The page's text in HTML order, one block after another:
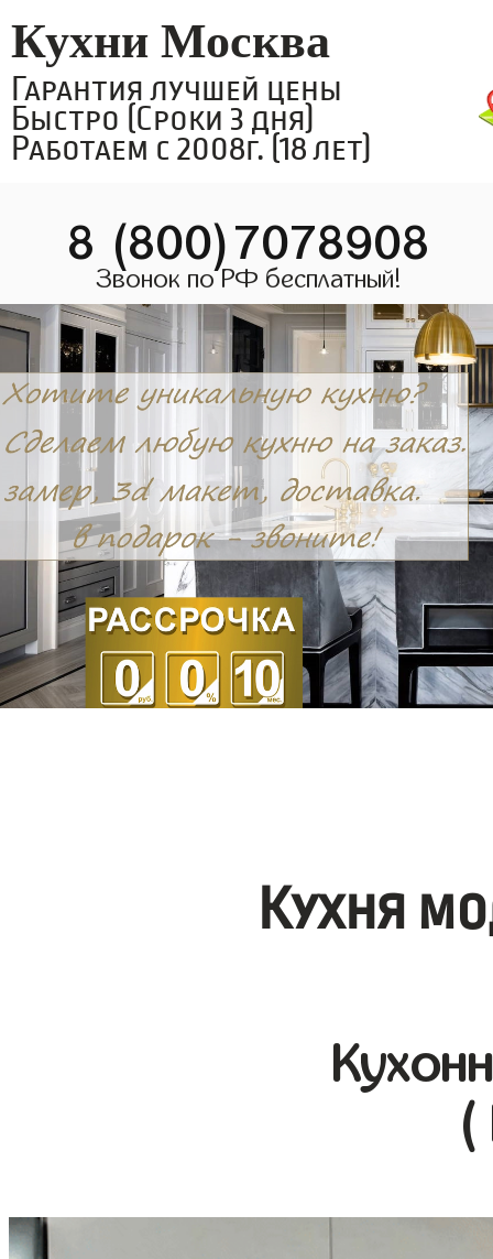
Кухни Москва
Гарантия лучшей цены
Быстро (Сроки 3 дня)
Работаем с 2008г. (18 лет)
8 (800)7078908
Звонок по РФ бесплатный!
Кухня
(